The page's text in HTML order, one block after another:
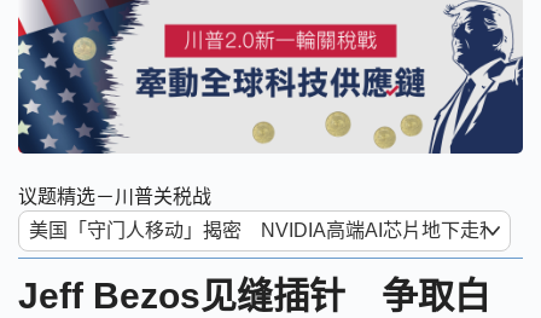
议题精选－川普关税战
Jeff Bezos见缝插针 争取白